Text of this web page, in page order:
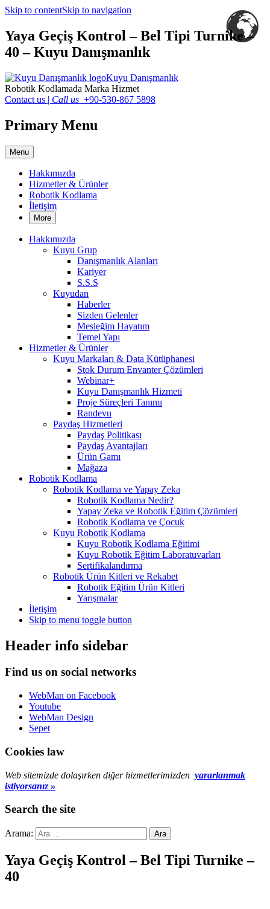
Skip to contentSkip to navigation
Yaya Geçiş Kontrol – Bel Tipi Turnike –
40 – Kuyu Danışmanlık
Kuyu Danışmanlık
Robotik Kodlamada Marka Hizmet
Contact us | Call us +90-530-867 5898
Primary Menu
Menu
Hakkımızda
Hizmetler & Ürünler
Robotik Kodlama
İletişim
More
Hakkımızda
Kuyu Grup
Danışmanlık Alanları
Kariyer
S.S.S
Kuyudan
Haberler
Sizden Gelenler
Mesleğim Hayatım
Temel Yapı
Hizmetler & Ürünler
Kuyu Markaları & Data Kütüphanesi
Stok Durum Envanter Çözümleri
Webinar+
Kuyu Danışmanlık Hizmeti
Proje Süreçleri Tanımı
Randevu
Paydaş Hizmetleri
Paydaş Politikası
Paydaş Avantajları
Ürün Gamı
Mağaza
Robotik Kodlama
Robotik Kodlama ve Yapay Zeka
Robotik Kodlama Nedir?
Yapay Zeka ve Robotik Eğitim Çözümleri
Robotik Kodlama ve Çocuk
Kuyu Robotik Kodlama
Kuyu Robotik Kodlama Eğitimi
Kuyu Robotik Eğitim Laboratuvarları
Sertifikalandırma
Robotik Ürün Kitleri ve Rekabet
Robotik Eğitim Ürün Kitleri
Yarışmalar
İletişim
Skip to menu toggle button
Header info sidebar
Find us on social networks
WebMan on Facebook
Youtube
WebMan Design
Sepet
Cookies law
Web sitemizde dolaşırken diğer hizmetlerimizden yararlanmak
istiyorsanız »
Search the site
Arama:
Yaya Geçiş Kontrol – Bel Tipi Turnike –
40